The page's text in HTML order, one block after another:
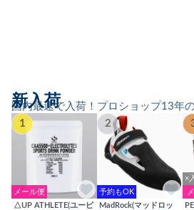
国内最速で入荷！プロショップ13年
新入荷
1
メール便
△UP ATHLETE(ユーピ
2
予約もOK
MadRock(マッドロッ
×